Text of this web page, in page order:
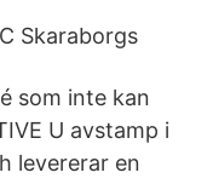
Skaraborgs
som inte kan
U avstamp i
levererar en